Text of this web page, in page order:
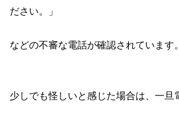
ださい。」
などの不審な電話が確認されています
少しでも怪しいと感じた場合は、一旦